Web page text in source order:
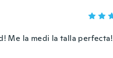
Me la medi la talla perfecta!